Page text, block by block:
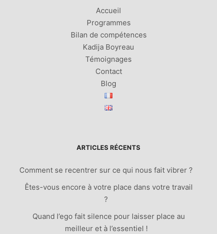
Accueil
Programmes
Bilan de compétences
Kadija Boyreau
Témoignages
Contact
Blog
ARTICLES RÉCENTS
Comment se recentrer sur ce qui nous fait vibrer ?
Êtes-vous encore à votre place dans votre travail
?
Quand l’ego fait silence pour laisser place au
meilleur et à l’essentiel !